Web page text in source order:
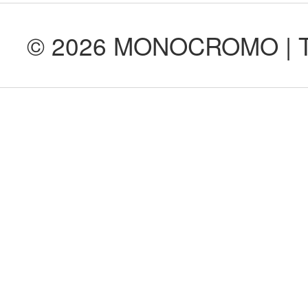
© 2026 MONOCROMO |